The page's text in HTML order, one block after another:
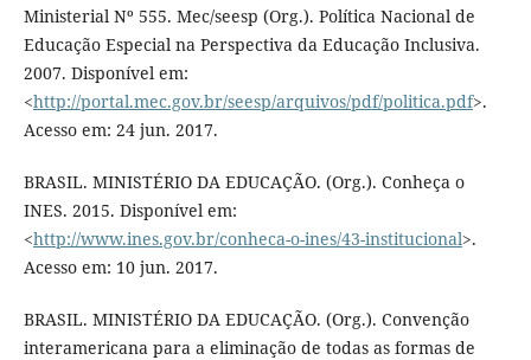
Ministerial Nº 555. Mec/seesp (Org.). Política Nacional de
Educação Especial na Perspectiva da Educação Inclusiva.
2007. Disponível em:
<http://portal.mec.gov.br/seesp/arquivos/pdf/politica.pdf>.
Acesso em: 24 jun. 2017.
BRASIL. MINISTÉRIO DA EDUCAÇÃO. (Org.). Conheça o
INES. 2015. Disponível em:
<http://www.ines.gov.br/conheca-o-ines/43-institucional>.
Acesso em: 10 jun. 2017.
BRASIL. MINISTÉRIO DA EDUCAÇÃO. (Org.). Convenção
interamericana para a eliminação de todas as formas de